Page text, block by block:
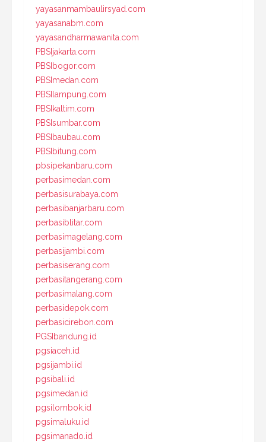
yayasanmambaulirsyad.com
yayasanabm.com
yayasandharmawanita.com
PBSIjakarta.com
PBSIbogor.com
PBSImedan.com
PBSIlampung.com
PBSIkaltim.com
PBSIsumbar.com
PBSIbaubau.com
PBSIbitung.com
pbsipekanbaru.com
perbasimedan.com
perbasisurabaya.com
perbasibanjarbaru.com
perbasiblitar.com
perbasimagelang.com
perbasijambi.com
perbasiserang.com
perbasitangerang.com
perbasimalang.com
perbasidepok.com
perbasicirebon.com
PGSIbandung.id
pgsiaceh.id
pgsijambi.id
pgsibali.id
pgsimedan.id
pgsilombok.id
pgsimaluku.id
pgsimanado.id